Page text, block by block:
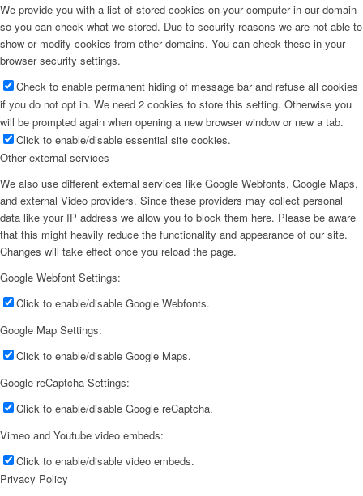
We provide you with a list of stored cookies on your computer in our domain
so you can check what we stored. Due to security reasons we are not able to
show or modify cookies from other domains. You can check these in your
browser security settings.
Check to enable permanent hiding of message bar and refuse all cookies
if you do not opt in. We need 2 cookies to store this setting. Otherwise you
will be prompted again when opening a new browser window or new a tab.
Click to enable/disable essential site cookies.
Other external services
We also use different external services like Google Webfonts, Google Maps,
and external Video providers. Since these providers may collect personal
data like your IP address we allow you to block them here. Please be aware
that this might heavily reduce the functionality and appearance of our site.
Changes will take effect once you reload the page.
Google Webfont Settings:
Click to enable/disable Google Webfonts.
Google Map Settings:
Click to enable/disable Google Maps.
Google reCaptcha Settings:
Click to enable/disable Google reCaptcha.
Vimeo and Youtube video embeds:
Click to enable/disable video embeds.
Privacy Policy